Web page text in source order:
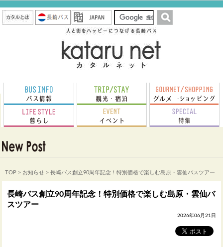
TOP > お知らせ > 長崎バス創立90周年記念！特別価格で楽しむ島原・雲仙バスツアー
長崎バス創立90周年記念！特別価格で楽しむ島原・雲仙バ
スツアー
2026年06月21日